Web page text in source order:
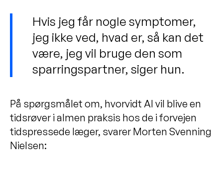
Hvis jeg får nogle symptomer,
jeg ikke ved, hvad er, så kan det
være, jeg vil bruge den som
sparringspartner, siger hun.
På spørgsmålet om, hvorvidt AI vil blive en
tidsrøver i almen praksis hos de i forvejen
tidspressede læger, svarer Morten Svenning
Nielsen: